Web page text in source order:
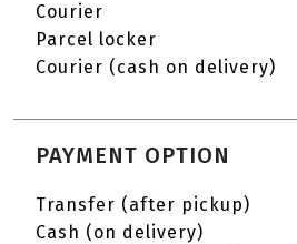
Courier
Parcel locker
Courier (cash on delivery)
PAYMENT OPTION
Transfer (after pickup)
Cash (on delivery)